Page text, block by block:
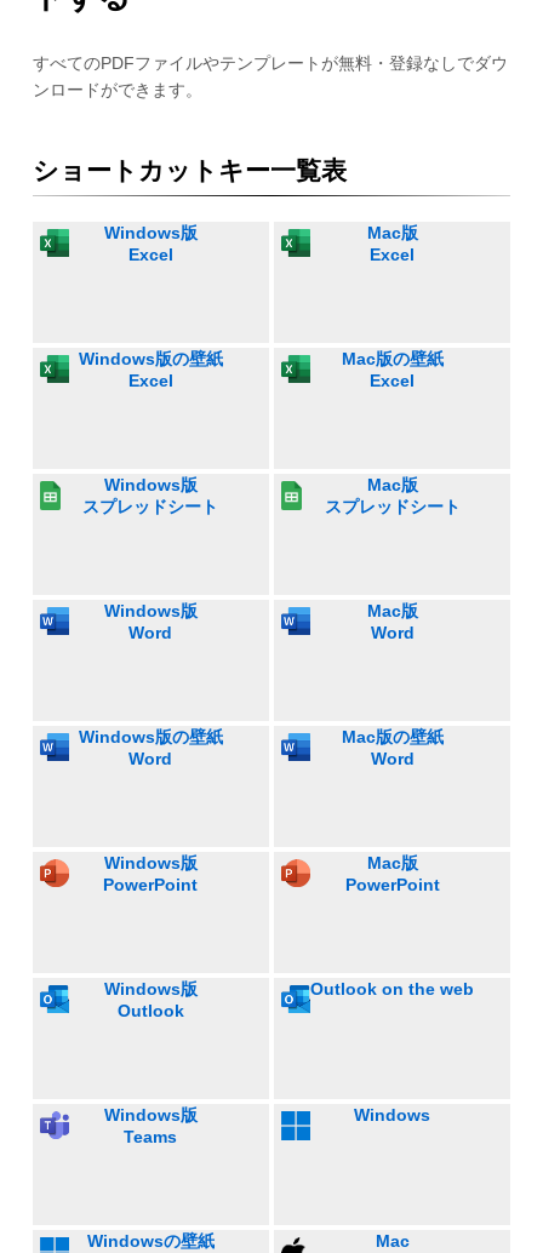
すべてのPDFファイルやテンプレートが無料・登録なしでダウ
ンロードができます。
ショートカットキー一覧表
Windows版
Excel
Mac版
Excel
Windows版の壁紙
Excel
Mac版の壁紙
Excel
Windows版
スプレッドシート
Mac版
スプレッドシート
Windows版
Word
Mac版
Word
Windows版の壁紙
Word
Mac版の壁紙
Word
Windows版
PowerPoint
Mac版
PowerPoint
Windows版
Outlook
Outlook on the web
Windows版
Teams
Windows
Windowsの壁紙 Mac